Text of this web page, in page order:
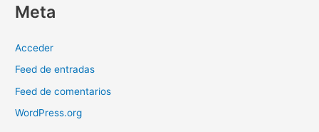
Meta
Acceder
Feed de entradas
Feed de comentarios
WordPress.org